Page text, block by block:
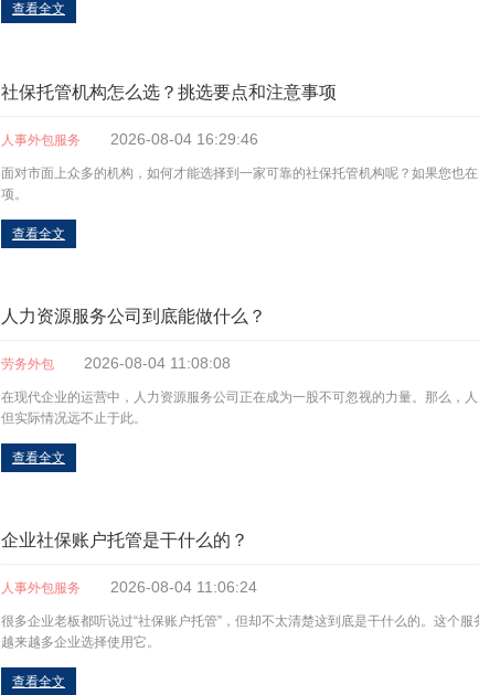
查看全文
社保托管机构怎么选？挑选要点和注意事项
人事外包服务 2026-08-04 16:29:46
面对市面上众多的机构，如何才能选择到一家可靠的社保托管机构呢？如果您也
项。
查看全文
人力资源服务公司到底能做什么？
劳务外包 2026-08-04 11:08:08
在现代企业的运营中，人力资源服务公司正在成为一股不可忽视的力量。那么，
但实际情况远不止于此。
查看全文
企业社保账户托管是干什么的？
人事外包服务 2026-08-04 11:06:24
很多企业老板都听说过“社保账户托管”，但却不太清楚这到底是干什么的。这个
越来越多企业选择使用它。
查看全文